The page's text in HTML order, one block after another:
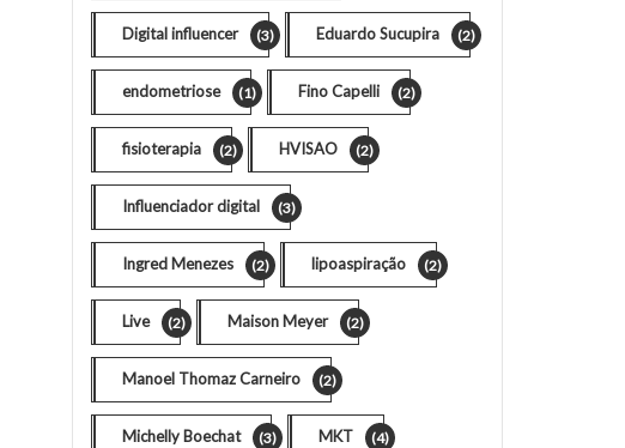
Digital influencer (3) Eduardo Sucupira (2)
endometriose (1) Fino Capelli (2)
fisioterapia (2) HVISAO (2)
Influenciador digital (3)
Ingred Menezes (2) lipoaspiração (2)
Live (2) Maison Meyer (2)
Manoel Thomaz Carneiro (2)
Michelly Boechat (3) MKT (4)